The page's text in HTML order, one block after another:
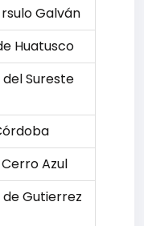
Galván
Huatusco
Sureste
Azul
Gutierrez